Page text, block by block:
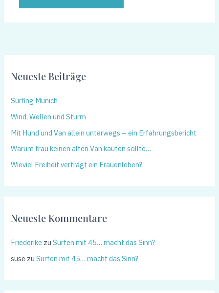
Neueste Beiträge
Surfing Munich
Wind, Wellen und Sturm
Mit Hund und Van allein unterwegs – ein Erfahrungsbericht
Warum frau keinen alten Van kaufen sollte…
Wieviel Freiheit verträgt ein Frauenleben?
Neueste Kommentare
Friederike zuSurfen mit 45… macht das Sinn?
suse zuSurfen mit 45… macht das Sinn?